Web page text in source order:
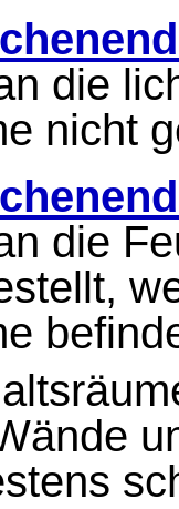
die
nicht
die